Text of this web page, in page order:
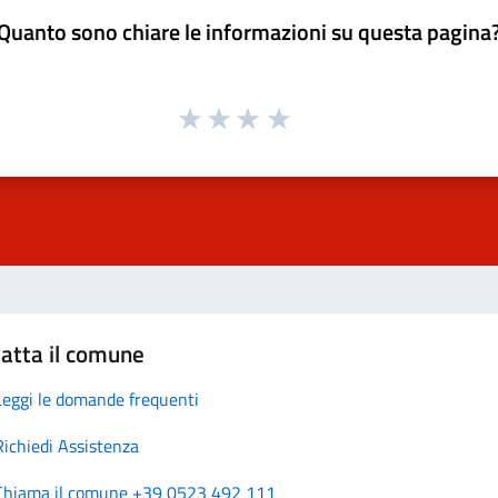
sono chiare le informazioni su questa
il comune
le domande frequenti
Assistenza
il comune +39 0523 492 111